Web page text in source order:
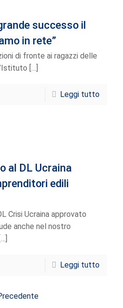
successo il
in rete”
di fronte ai ragazzi delle
[…]
Leggi tutto
al DL Ucraina
edili
Crisi Ucraina approvato
anche nel nostro
[…]
Leggi tutto